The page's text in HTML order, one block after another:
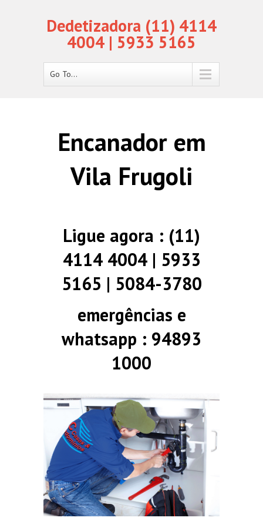
Dedetizadora (11) 4114
4004 | 5933 5165
Go To...
Encanador em
Vila Frugoli
Ligue agora : (11)
4114 4004 | 5933
5165 | 5084-3780
emergências e
whatsapp : 94893
1000